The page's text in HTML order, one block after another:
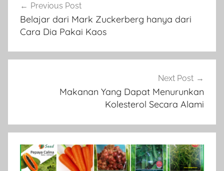
pos
Previous Post
Belajar dari Mark Zuckerberg hanya dari
Cara Dia Pakai Kaos
Next Post
Makanan Yang Dapat Menurunkan
Kolesterol Secara Alami